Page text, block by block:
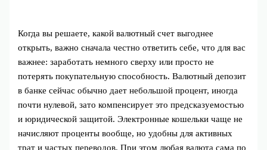
Когда вы решаете, какой валютный счет выгоднее
открыть, важно сначала честно ответить себе, что для вас
важнее: заработать немного сверху или просто не
потерять покупательную способность. Валютный депозит
в банке сейчас обычно дает небольшой процент, иногда
почти нулевой, зато компенсирует это предсказуемостью
и юридической защитой. Электронные кошельки чаще не
начисляют проценты вообще, но удобны для активных
трат и частых переводов. При этом любая валюта сама по